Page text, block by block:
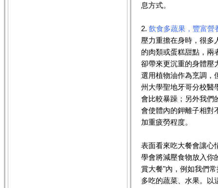
息方式。
2. 飲食多蔬果，豐富營
壓力重擔在身時，很多
的肉類或蛋糕甜點，兩
卻帶來更沉重的身體壓
選用植物油作為烹調，
州大學聖地牙哥分校醫
會比較暴躁；另外我們
會使體內的鉀離子相對
加重疲勞程度。
表面看來吃大餐會讓心
學會將減壓食物放入你
賞大餐"內，例如我們
多吃的蔬菜、水果。以